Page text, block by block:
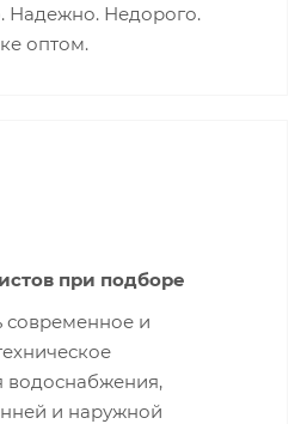
Надежно. Недорого.
оптом.
при подборе
и
водоснабжения,
и наружной